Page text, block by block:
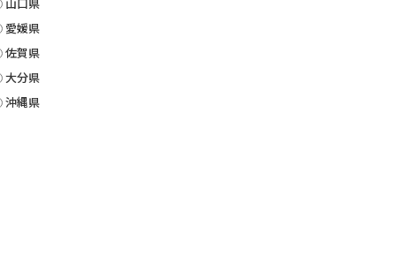
山口県
愛媛県
佐賀県
大分県
沖縄県